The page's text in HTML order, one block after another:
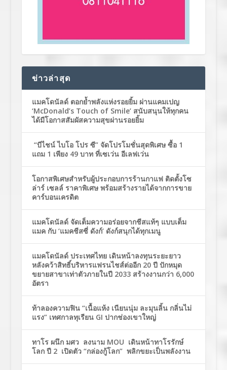
ข่าวล่าสุด
แมคโดนัลด์ ตอกย้ำพลังแห่งรอยยิ้ม ผ่านแคมเปญ
‘McDonald’s Touch of Smile’ สนับสนุนให้ทุกคน
ได้มีโอกาสสัมผัสความสุขผ่านรอยยิ้ม
“บีไชน์ ไบโอ โปร ซี” จัดโปรโมชั่นสุดพิเศษ ซื้อ 1
แถม 1 เพียง 49 บาท ที่เซเว่น อีเลฟเว่น
โอกาสพิเศษสำหรับผู้ประกอบการร้านกาแฟ ติดตั้งโซ
ล่าร์ เซลล์ ราคาพิเศษ พร้อมสร้างรายได้จากการขาย
คาร์บอนเครดิต
แมคโดนัลด์ จัดเต็มความอร่อยจากชีสแท้ๆ แบบเต็ม
แมค กับ ‘แมคชีสซี่ ดังก์’ ดังก์สนุกได้ทุกเมนู
แมคโดนัลด์ ประเทศไทย เดินหน้าลงทุนระยะยาว
หลังคว้าสิทธิ์บริหารแฟรนไชส์ต่ออีก 20 ปี ปักหมุด
ขยายสาขาเท่าตัวภายในปี 2033 สร้างงานกว่า 6,000
อัตรา
ท้าลองความฟิน “เนื้อแห้ง เนียนนุ่ม ละมุนลิ้น กลิ่นไม่
แรง” เทศกาลทุเรียน GI ปากช่องเขาใหญ่
ทาโร ผนึก มศว ลงนาม MOU เดินหน้าทาโรรักษ์
โลก ปี 2 เปิดตัว “กล่องกู้โลก” พลิกขยะเป็นพลังงาน